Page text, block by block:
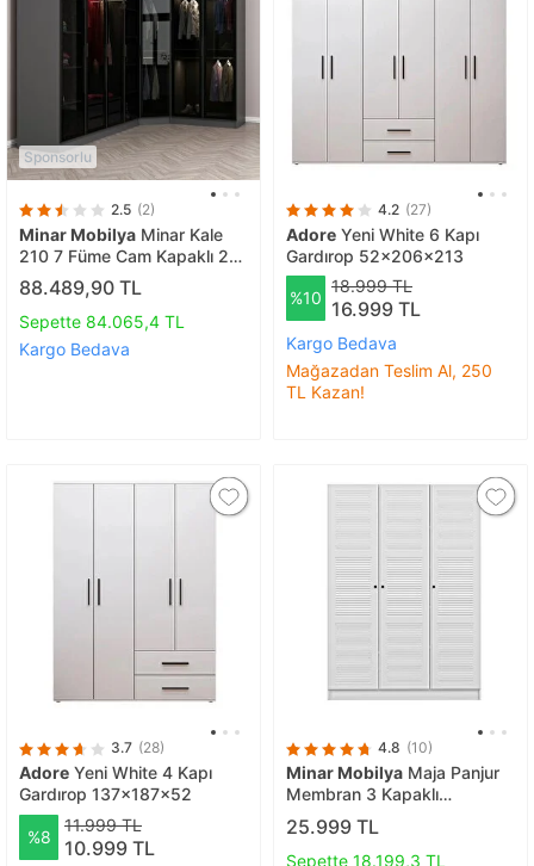
Sponsorlu
2.5 (2)
Minar Mobilya Minar Kale
210 7 Füme Cam Kapaklı 2
Çekmeceli Köşe Dolap
Antrasit Füme Cam
88.489,90 TL
Sepette 84.065,4 TL
Kargo Bedava
4.2 (27)
Adore Yeni White 6 Kapı
Gardırop 52x206x213
%10
18.999 TL
16.999 TL
Kargo Bedava
Mağazadan Teslim Al, 250
TL Kazan!
3.7 (28)
Adore Yeni White 4 Kapı
Gardırop 137x187x52
%8
11.999 TL
10.999 TL
4.8 (10)
Minar Mobilya Maja Panjur
Membran 3 Kapaklı
190x135x52 cm
25.999 TL
Sepette 18.199,3 TL